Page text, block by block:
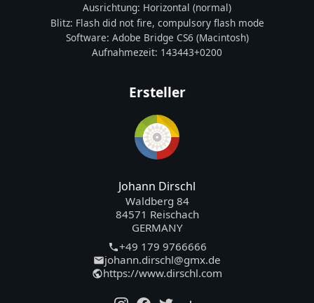
Ausrichtung: Horizontal (normal)
Blitz: Flash did not fire, compulsory flash mode
Software: Adobe Bridge CS6 (Macintosh)
Aufnahmezeit: 143443+0200
Ersteller
Johann Dirschl
Waldberg 84
84571 Reischach
GERMANY
+49 179 9766666
johann.dirschl@gmx.de
https://www.dirschl.com